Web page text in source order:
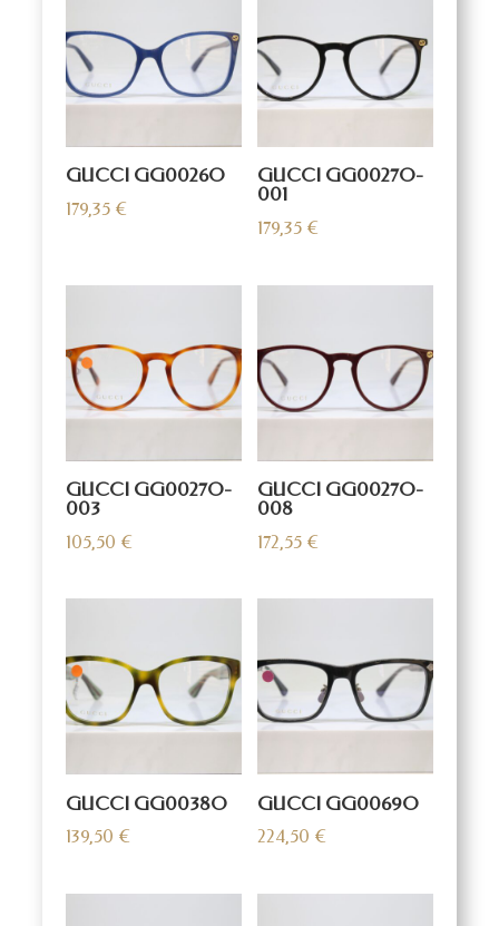
GUCCI GG0026O
179,35 €
GUCCI GG0027O-
001
179,35 €
GUCCI GG0027O-
003
105,50 €
GUCCI GG0027O-
008
172,55 €
GUCCI GG0038O
139,50 €
GUCCI GG0069O
224,50 €